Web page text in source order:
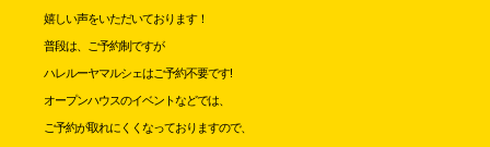
嬉しい声をいただいております！
普段は、 ご予約制ですが
ハレルーヤマルシェはご予約不要です!
オープンハウスのイベントなどでは、
ご予約が取れにくくなっておりますので、